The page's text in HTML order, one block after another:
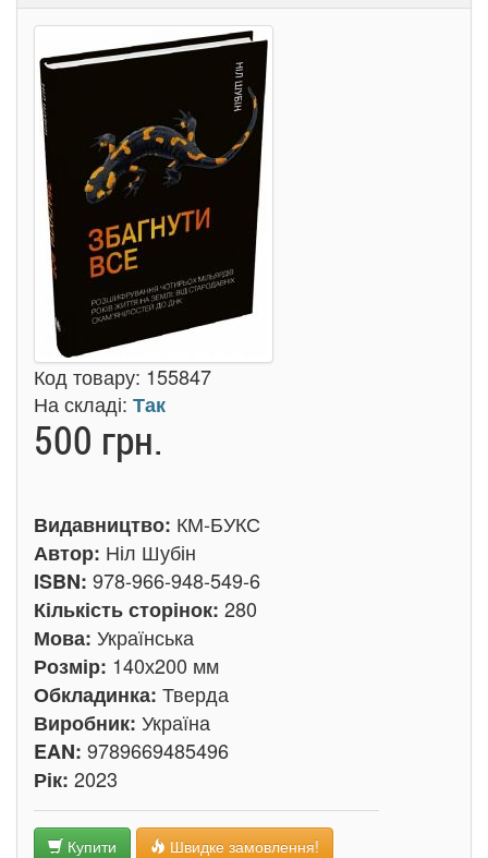
Код товару: 155847
На складі: Так
500 грн.
Видавництво: КМ-БУКС
Автор: Ніл Шубін
ISBN: 978-966-948-549-6
Кількість сторінок: 280
Мова: Українська
Розмір: 140х200 мм
Обкладинка: Тверда
Виробник: Україна
EAN: 9789669485496
Рік: 2023
Купити Швидке замовлення!